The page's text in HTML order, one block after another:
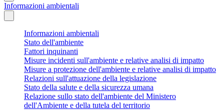
Informazioni ambientali
Informazioni ambientali
Stato dell'ambiente
Fattori inquinanti
Misure incidenti sull'ambiente e relative analisi di impatto
Misure a protezione dell'ambiente e relative analisi di impatto
Relazioni sull'attuazione della legislazione
Stato della salute e della sicurezza umana
Relazione sullo stato dell'ambiente del Ministero
dell'Ambiente e della tutela del territorio